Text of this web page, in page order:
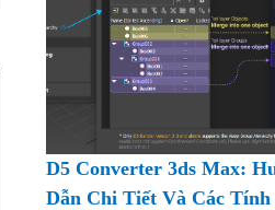
D5 Converter 3ds Max:
Dẫn Chi Tiết Và Các Tính